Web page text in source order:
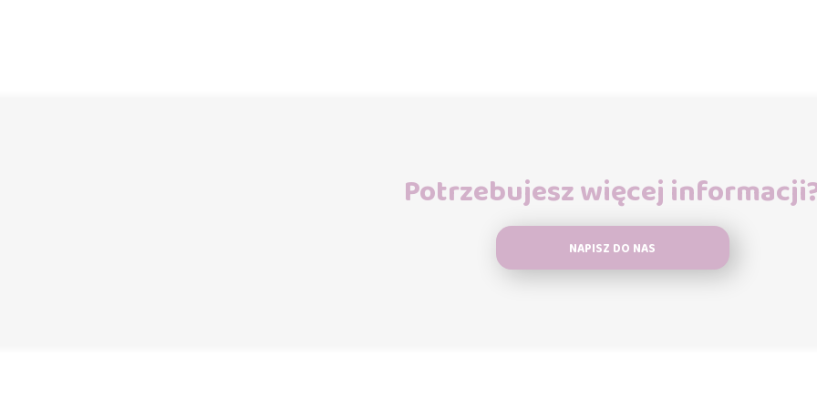
Potrzebujesz więcej
NAPISZ DO NAS